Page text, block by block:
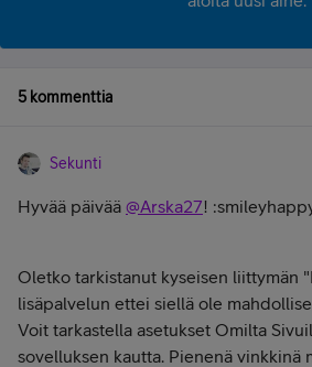
5 kommenttia
Sekunti
Hyvää päivää @Arska27!
Oletko tarkistanut kyseisen liittymän
lisäpalvelun ettei siellä ole
Voit tarkastella asetukset Omilta
sovelluksen kautta. Pienenä vinkkinä